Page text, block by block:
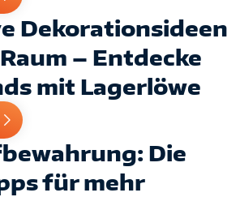
Dekorationsideen
– Entdecke
mit Lagerlöwe
Die
für mehr